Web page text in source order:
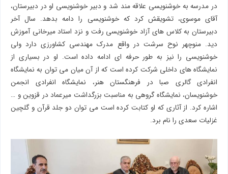
در مدرسه به خوشنویسی علاقه مند شد و دبیر خوشنویسی او در دبیرستان،
آقای موسوی، تشویقش کرد که خوشنویسی را دامه بدهد. سال آخر
دبیرستان به کلاس های آزاد خوشنویسی رفت و نزد استاد میرخانی آموزش
دید. منوچهر نوح سرشت در واقع مدرک مهندسی کشاورزی دارد ولی
خوشنویسی را نیز به طور حرفه ای ادامه داده است. او در بسیاری از
نمایشگاه های داخلی شرکت کرده است که از آن میان می توان به نمایشگاه
انفرادی گالری صبا در فرهنگستان هنر، نمایشگاه انفرادی انجمن
خوشنویسان، نمایشگاه گروهی به مناسبت بزرگداشت میرعماد در قزوین و …
اشاره کرد. از آثاری که او کتابت کرده است می توان دو جلد قرآن و گلچین
غزلیات سعدی را نام برد.